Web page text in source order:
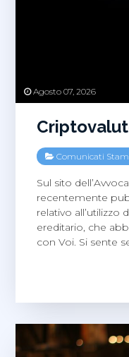
Agosto 07, 2026
Comunicati
Sul sito
recentemente
relativo
ereditario, che
con Voi. Si sente